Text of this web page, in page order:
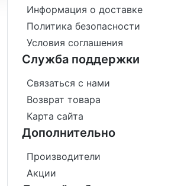
Информация о доставке
Политика безопасности
Условия соглашения
Служба поддержки
Связаться с нами
Возврат товара
Карта сайта
Дополнительно
Производители
Акции